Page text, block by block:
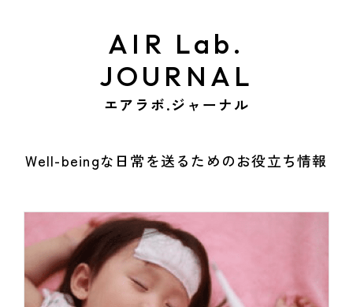
AIR Lab.
JOURNAL
エアラボ.ジャーナル
Well-beingな日常を送るためのお役立ち情報